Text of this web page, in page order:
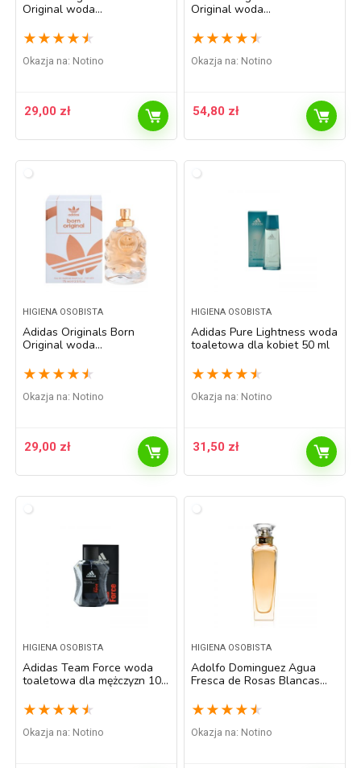
Original woda
ml
★ ★ ★ ★ ★
Okazja na: Notino
29,00 zł
Original woda
ml
★ ★ ★ ★ ★
Okazja na: Notino
54,80 zł
HIGIENA OSOBISTA
Adidas Originals Born
Original woda
ml
★ ★ ★ ★ ★
Okazja na: Notino
29,00 zł
HIGIENA OSOBISTA
Adidas Pure Lightness woda
toaletowa dla kobiet 50 ml
★ ★ ★ ★ ★
Okazja na: Notino
31,50 zł
HIGIENA OSOBISTA
Adidas Team Force woda
toaletowa dla mężczyzn 100
★ ★ ★ ★ ★
Okazja na: Notino
HIGIENA OSOBISTA
Adolfo Dominguez Agua
Fresca de Rosas Blancas
120 ml
★ ★ ★ ★ ★
Okazja na: Notino